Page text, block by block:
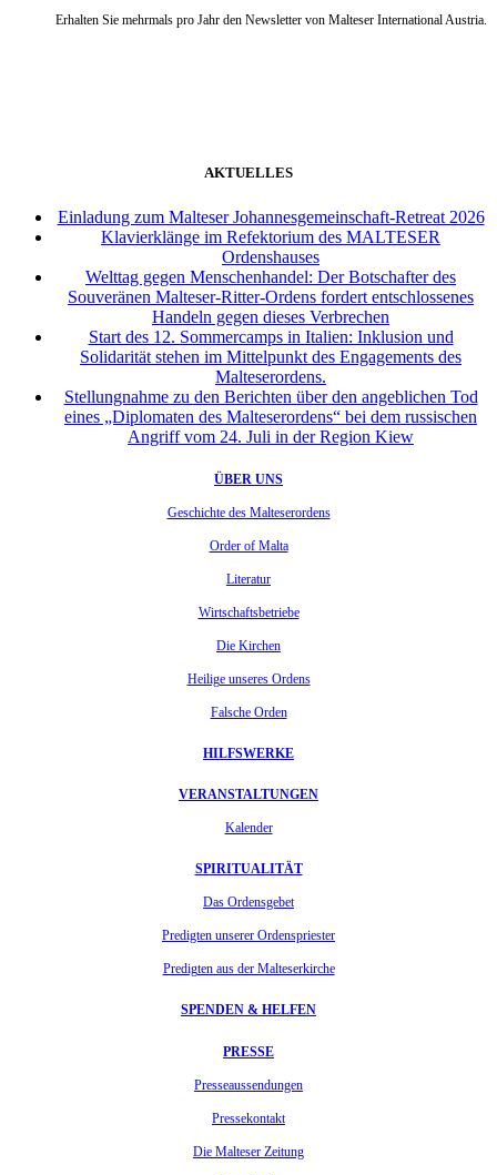
Erhalten Sie mehrmals pro Jahr den Newsletter von Malteser International Austria.
AKTUELLES
Einladung zum Malteser Johannesgemeinschaft-Retreat 2026
Klavierklänge im Refektorium des MALTESER
Ordenshauses
Welttag gegen Menschenhandel: Der Botschafter des
Souveränen Malteser-Ritter-Ordens fordert entschlossenes
Handeln gegen dieses Verbrechen
Start des 12. Sommercamps in Italien: Inklusion und
Solidarität stehen im Mittelpunkt des Engagements des
Malteserordens.
Stellungnahme zu den Berichten über den angeblichen Tod
eines „Diplomaten des Malteserordens“ bei dem russischen
Angriff vom 24. Juli in der Region Kiew
ÜBER UNS
Geschichte des Malteserordens
Order of Malta
Literatur
Wirtschaftsbetriebe
Die Kirchen
Heilige unseres Ordens
Falsche Orden
HILFSWERKE
VERANSTALTUNGEN
Kalender
SPIRITUALITÄT
Das Ordensgebet
Predigten unserer Ordenspriester
Predigten aus der Malteserkirche
SPENDEN & HELFEN
PRESSE
Presseaussendungen
Pressekontakt
Die Malteser Zeitung